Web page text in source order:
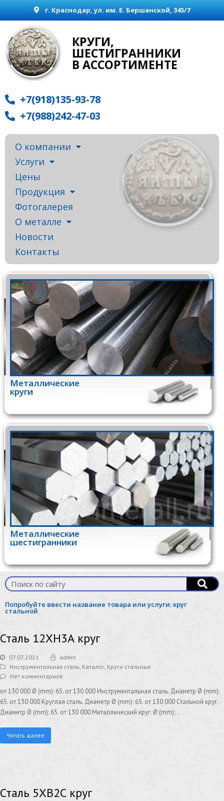
г. Краснодар, ул. им. Е. Бершанской, 345/7
КРУГИ,
ШЕСТИГРАННИКИ
В АССОРТИМЕНТЕ
+7(918)135-93-78
+7(988)242-47-03
О компании
Услуги
Цены
Продукция
Фотогалерея
О металле
Новости
Контакты
Металлические
круги
Металлические
шестигранники
Попробуйте ввести название товара или услуги: круг
стальной
Сталь 12ХН3А круг
07.07.2021
admin
Инструментальная сталь Каталог Круги стальные
Нет комментариев
от 130 000 Ø (mm): 65. от 130 000 Инструментальная сталь. Диаметр Ø (mm):
65. от 130 000 Круглая сталь. Диаметр Ø (mm): 65. от 130 000 Стальной круг.
Диаметр Ø (mm): 65. от 130 000 Металлический круг. Ø (mm):…
Читать далее
Сталь 5ХВ2С круг